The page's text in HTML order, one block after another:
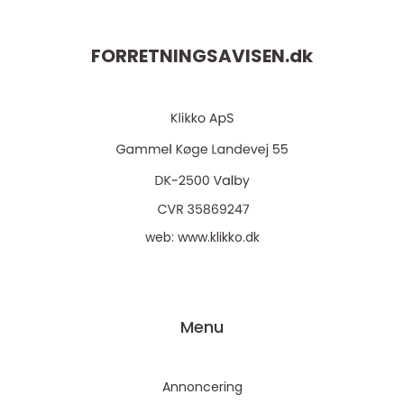
FORRETNINGSAVISEN.dk
web: www.klikko.dk
Menu
Annoncering